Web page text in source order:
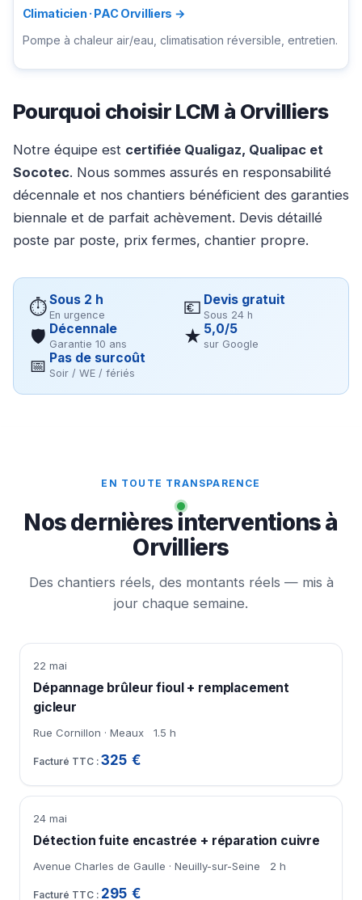
Climaticien · PAC Orvilliers →
Pompe à chaleur air/eau, climatisation réversible, entretien.
Pourquoi choisir LCM à Orvilliers
Notre équipe est certifiée Qualigaz, Qualipac et
Socotec. Nous sommes assurés en responsabilité
décennale et nos chantiers bénéficient des garanties
biennale et de parfait achèvement. Devis détaillé
poste par poste, prix fermes, chantier propre.
⏱Sous 2 h
En urgence 💶 Devis gratuit
Sous 24 h
🛡 Décennale
Garantie 10 ans ★ 5,0/5
sur Google
📅 Pas de surcoût
Soir / WE / fériés
EN TOUTE TRANSPARENCE
Nos dernières interventions à
Orvilliers
Des chantiers réels, des montants réels — mis à
jour chaque semaine.
22 mai
Dépannage brûleur fioul + remplacement
gicleur
Rue Cornillon · Meaux 1.5 h
325 €
24 mai
Détection fuite encastrée + réparation cuivre
Avenue Charles de Gaulle · Neuilly-sur-Seine 2 h
295 €